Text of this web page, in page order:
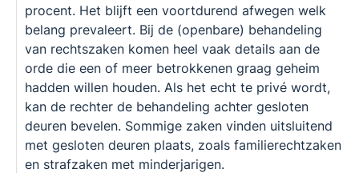
procent. Het blijft een voortdurend afwegen welk
belang prevaleert. Bij de (openbare) behandeling
van rechtszaken komen heel vaak details aan de
orde die een of meer betrokkenen graag geheim
hadden willen houden. Als het echt te privé wordt,
kan de rechter de behandeling achter gesloten
deuren bevelen. Sommige zaken vinden uitsluitend
met gesloten deuren plaats, zoals familierechtzaken
en strafzaken met minderjarigen.